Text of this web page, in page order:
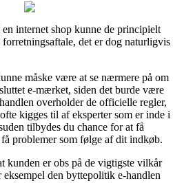
internet shop kunne de principielt
det er dog naturligvis
måske være at se nærmere på om
e-mærket, siden det burde være
overholder de officielle regler,
kigges til af eksperter som er inde i
tilbydes du chance for at få
problemer som følge af dit indkøb.
kunden er obs på de vigtigste vilkår
den byttepolitik e-handlen